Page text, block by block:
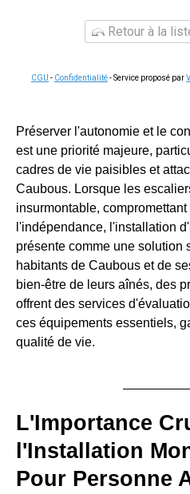
Retour à la
CGU - Confidentialité- Service proposé par
Préserver l'autonomie et le
est une priorité majeure,
cadres de vie paisibles et
Caubous. Lorsque les
insurmontable,
l'indépendance, l'installation
présente comme une solution
habitants de Caubous et de
bien-être de leurs aînés, des
offrent des services
ces équipements essentiels,
qualité de vie.
L'Importance
l'Installation
Pour Personne